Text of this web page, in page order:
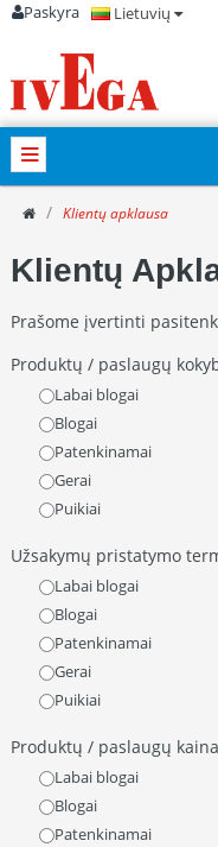
Paskyra Lietuvių
Klientų apklausa
Klientų
Prašome įvertinti
Produktų / paslaugų
Labai blogai
Blogai
Patenkinamai
Gerai
Puikiai
Užsakymų pristatymo
Labai blogai
Blogai
Patenkinamai
Gerai
Puikiai
Produktų / paslaugų kaina
Labai blogai
Blogai
Patenkinamai